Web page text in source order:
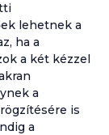
lehetnek a
ha a
a két kézzel
a
is
a